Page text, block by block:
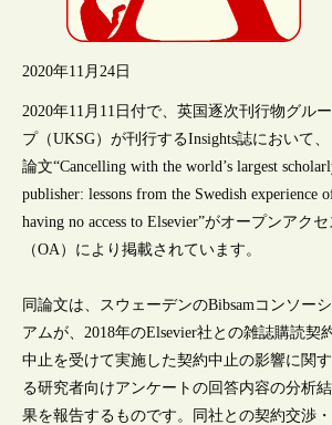
2020年11月24日
2020年11月11日付で、英国逐次刊行物グルー
プ（UKSG）が刊行するInsights誌において、
論文“Cancelling with the world’s largest
publisher: lessons from the Swedish experience
having no access to Elsevier”がオープンアクセ
（OA）により掲載されています。
同論文は、スウェーデンのBibsamコンソーシ
アムが、2018年のElsevier社との雑誌購読契
中止を受けて実施した契約中止の影響に関す
る研究者向けアンケートの回答内容の分析結
果を報告するものです。同社との契約交渉・